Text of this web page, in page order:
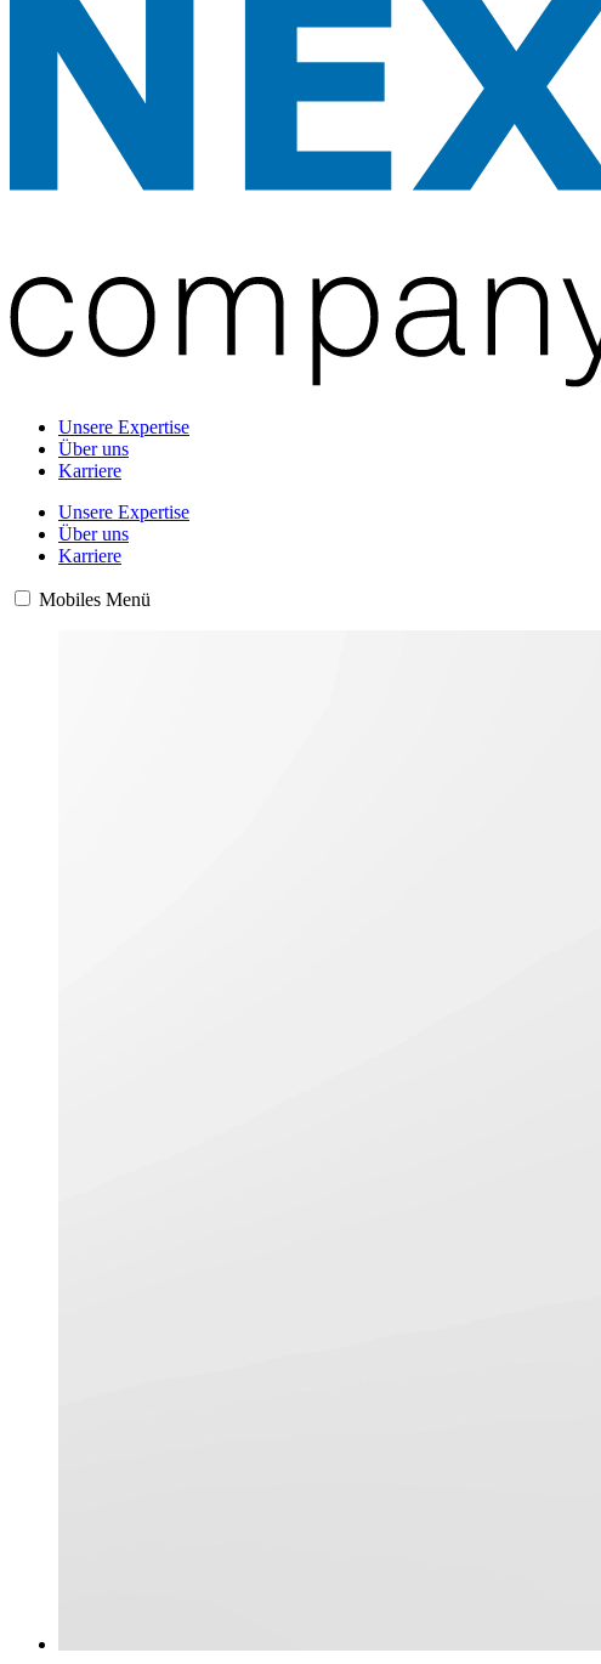
Unsere Expertise
Über uns
Karriere
Unsere Expertise
Über uns
Karriere
Mobiles Menü